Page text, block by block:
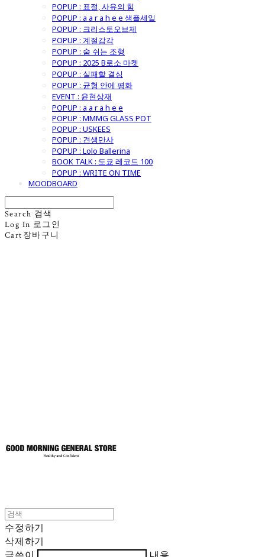
POPUP : 표절, 사유의 힘
POPUP : a a r a h e e 샘플세일
POPUP : 크리스토오브제
POPUP : 계절감각
POPUP : 숨 쉬는 조형
POPUP : 2025 B로소 마켓
POPUP : 실패할 결심
POPUP : 균형 안에 평화
EVENT : 윤현상재
POPUP : a a r a h e e
POPUP : MMMG GLASS POT
POPUP : USKEES
POPUP : 견생만사
POPUP : Lolo Ballerina
BOOK TALK : 도쿄 레코드 100
POPUP : WRITE ON TIME
MOODBOARD
Search 검색
Log In 로그인
Cart 장바구니
수정하기
삭제하기